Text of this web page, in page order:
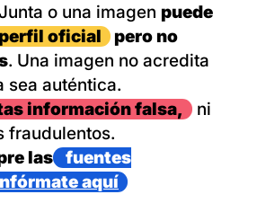
o una imagen puede
oficial
pero no
. Una imagen no acredita
sea auténtica.
información falsa,
ni
fraudulentos.
las
fuentes
aquí